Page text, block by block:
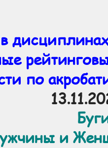
по
и